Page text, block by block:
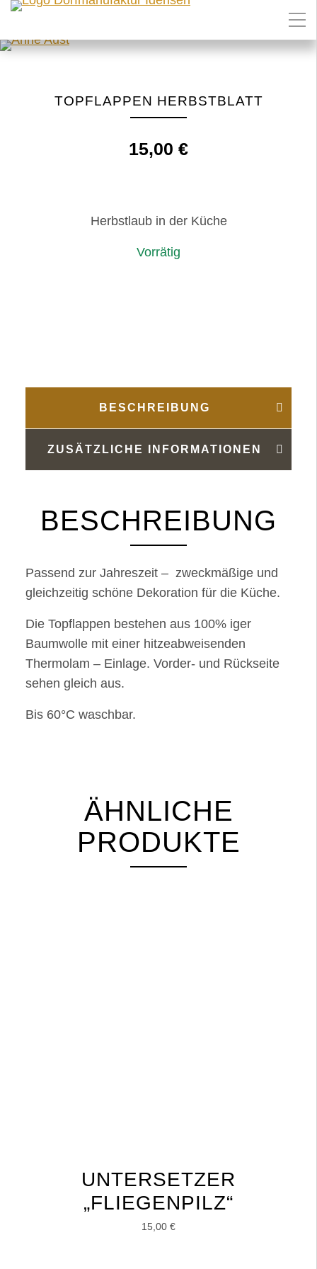
TOPFLAPPEN HERBSTBLATT
15,00 €
Herbstlaub in der Küche
Vorrätig
BESCHREIBUNG
ZUSÄTZLICHE INFORMATIONEN
BESCHREIBUNG
Passend zur Jahreszeit – zweckmäßige und
gleichzeitig schöne Dekoration für die Küche.
Die Topflappen bestehen aus 100% iger
Baumwolle mit einer hitzeabweisenden
Thermolam – Einlage. Vorder- und Rückseite
sehen gleich aus.
Bis 60°C waschbar.
ÄHNLICHE
PRODUKTE
UNTERSETZER
„FLIEGENPILZ“
15,00 €